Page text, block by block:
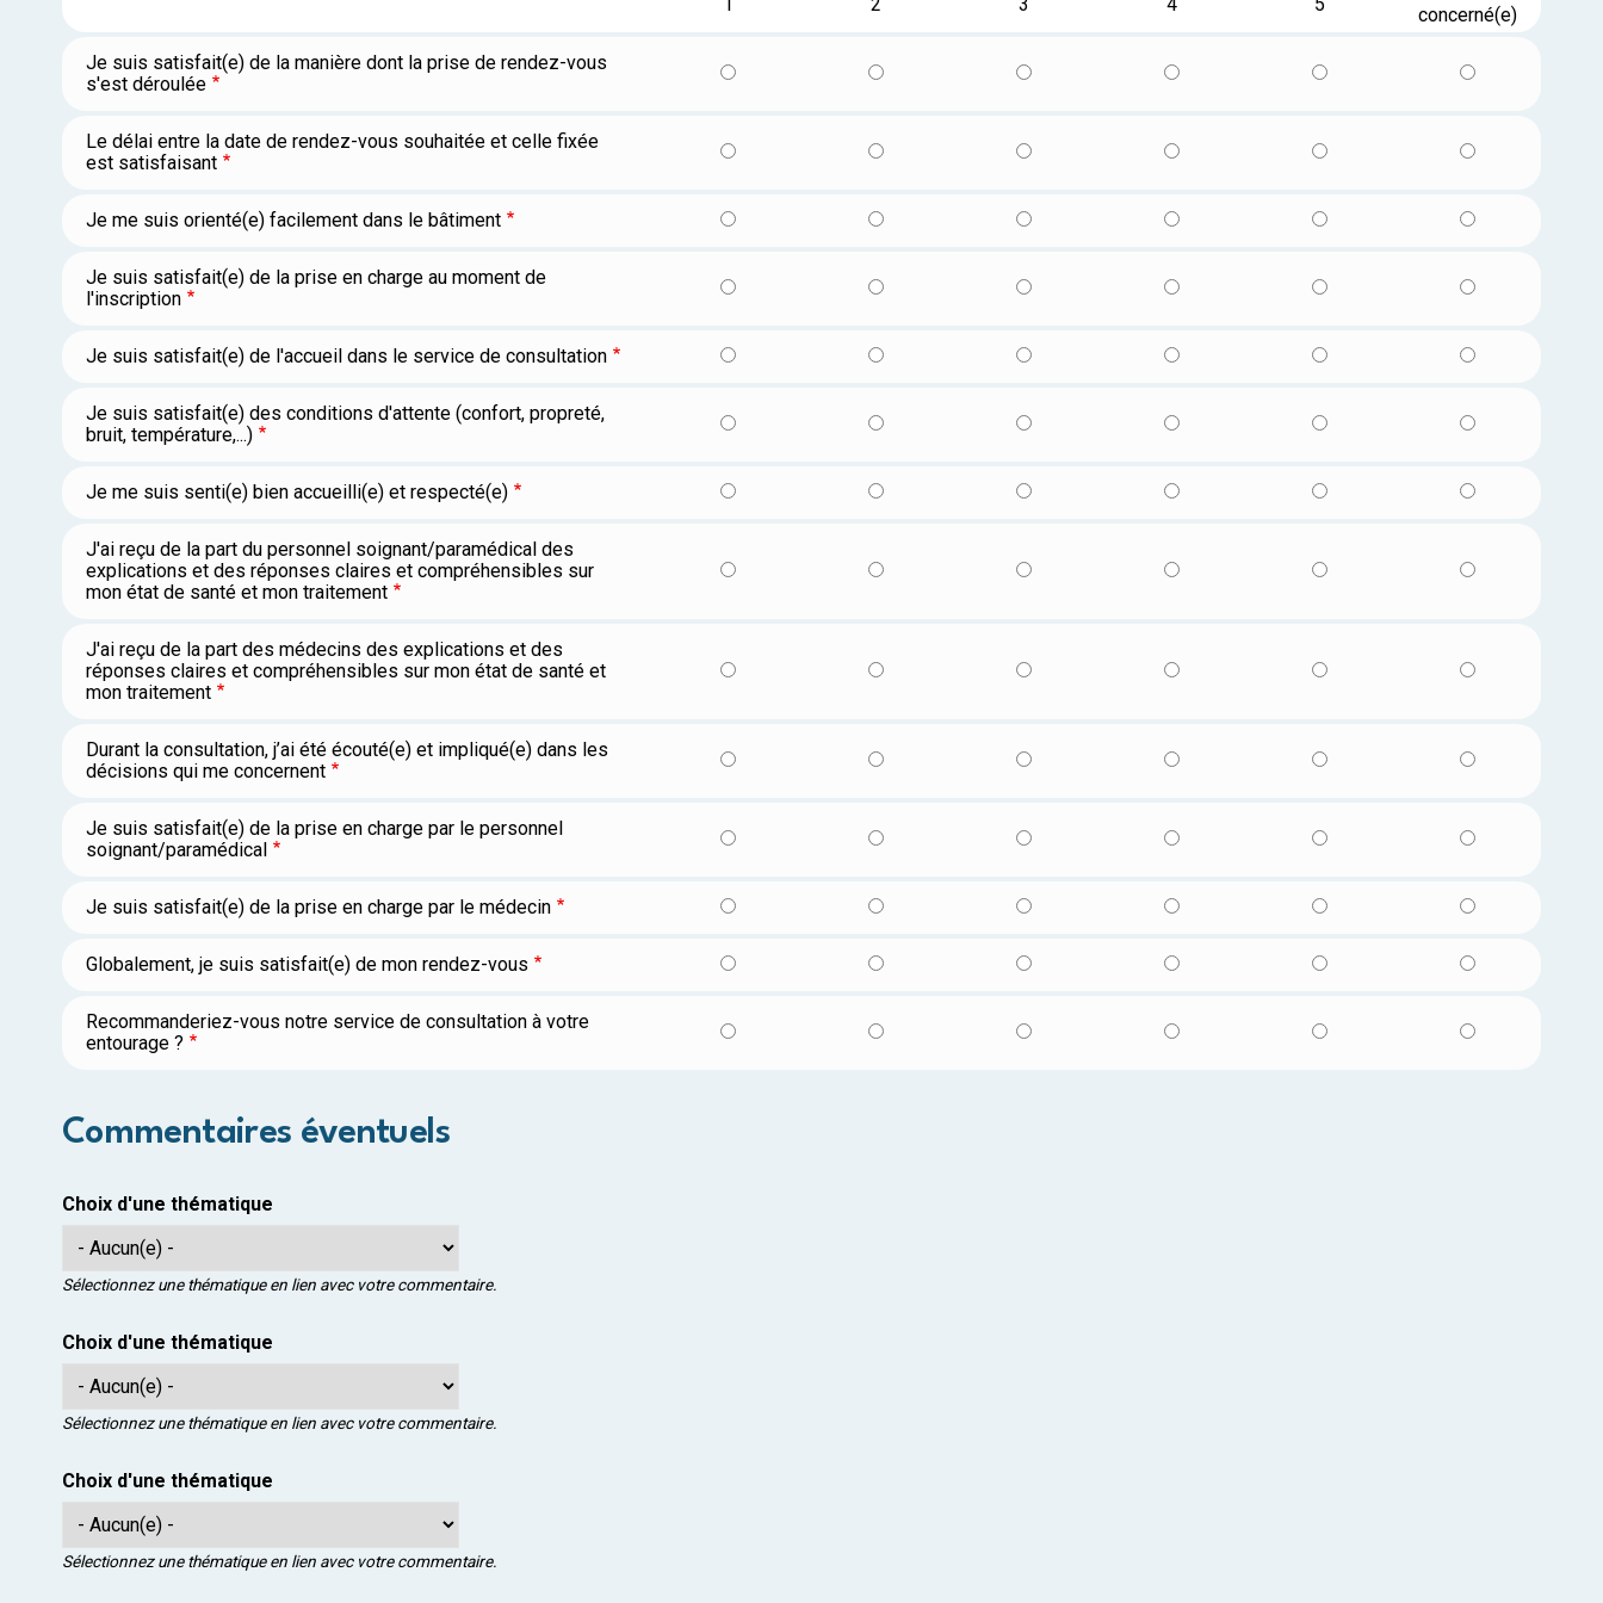
concerné(e)
Je suis satisfait(e) de la manière dont la prise de rendez-vous
s'est déroulée
Le délai entre la date de rendez-vous souhaitée et celle fixée
est satisfaisant
Je me suis orienté(e) facilement dans le bâtiment
Je suis satisfait(e) de la prise en charge au moment de
l'inscription
Je suis satisfait(e) de l'accueil dans le service de consultation
Je suis satisfait(e) des conditions d'attente (confort, propreté,
bruit, température,...)
Je me suis senti(e) bien accueilli(e) et respecté(e)
J'ai reçu de la part du personnel soignant/paramédical des
explications et des réponses claires et compréhensibles sur
mon état de santé et mon traitement
J'ai reçu de la part des médecins des explications et des
réponses claires et compréhensibles sur mon état de santé et
mon traitement
Durant la consultation, j’ai été écouté(e) et impliqué(e) dans les
décisions qui me concernent
Je suis satisfait(e) de la prise en charge par le personnel
soignant/paramédical
Je suis satisfait(e) de la prise en charge par le médecin
Globalement, je suis satisfait(e) de mon rendez-vous
Recommanderiez-vous notre service de consultation à votre
entourage ?
Commentaires éventuels
Choix d'une thématique
Sélectionnez une thématique en lien avec votre commentaire.
Choix d'une thématique
Sélectionnez une thématique en lien avec votre commentaire.
Choix d'une thématique
Sélectionnez une thématique en lien avec votre commentaire.